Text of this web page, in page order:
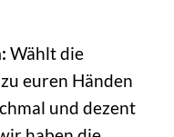
Wählt die
euren Händen
und dezent